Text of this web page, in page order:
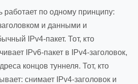
работает по одному принципу:
и данными и
IPv4-пакет. Тот, кто
IPv6-пакет в IPv4-заголовок,
концов туннеля. Тот, кто
снимает IPv4-заголовок и